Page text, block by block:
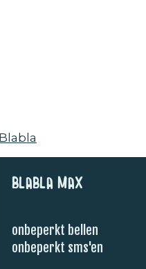
Blabla Max
onbeperkt bellen
onbeperkt sms'en